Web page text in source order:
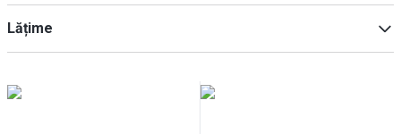
1(1)
Lățime